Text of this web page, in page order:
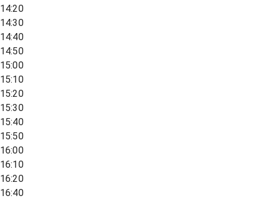
14:20
14:30
14:40
14:50
15:00
15:10
15:20
15:30
15:40
15:50
16:00
16:10
16:20
16:40